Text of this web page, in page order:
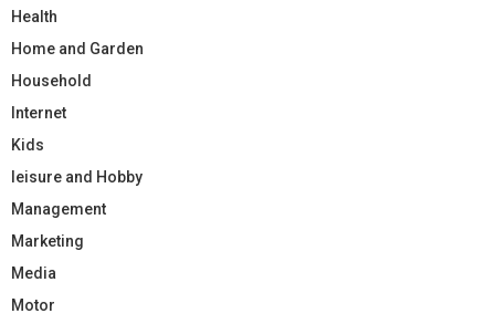
Health
Home and Garden
Household
Internet
Kids
leisure and Hobby
Management
Marketing
Media
Motor